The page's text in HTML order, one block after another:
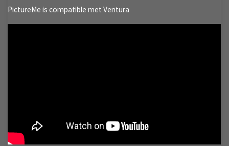
PictureMe is compatible met Ventura